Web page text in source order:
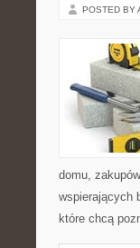
POSTED BY
domu,
wspierających
które chcą